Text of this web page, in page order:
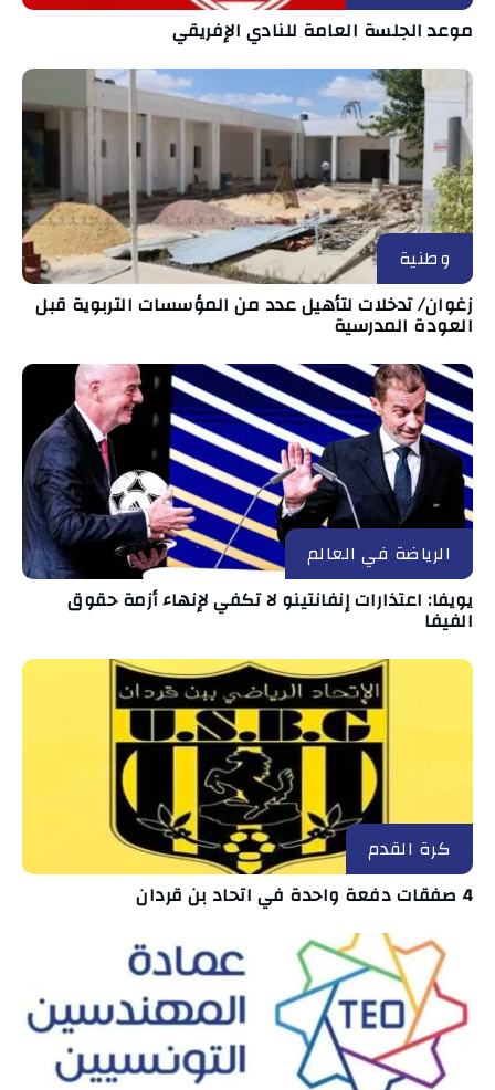
موعد الجلسة العامة للنادي الإفريقي
وطنية
زغوان/ تدخلات لتأهيل عدد من المؤسسات التربوية قبل
العودة المدرسية
الرياضة في العالم
يويفا: اعتذارات إنفانتينو لا تكفي لإنهاء أزمة حقوق
الفيفا
كرة القدم
4 صفقات دفعة واحدة في اتحاد بن قردان